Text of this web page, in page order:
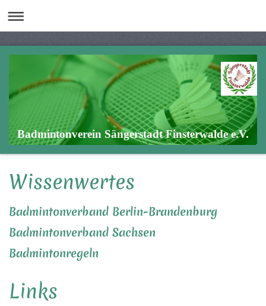
Badmintonverein Sängerstadt Finsterwalde e.V.
Wissenwertes
Badmintonverband Berlin-Brandenburg
Badmintonverband Sachsen
Badmintonregeln
Links